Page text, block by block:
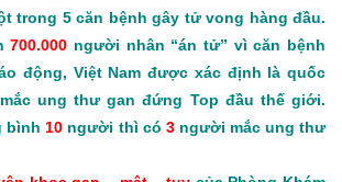
trong 5 căn bệnh gây tử vong hàng đầu.
700.000 người nhân “án tử” vì căn bệnh
động, Việt Nam được xác định là quốc
ung thư gan đứng Top đầu thế giới.
bình 10 người thì có 3người mắc ung thư